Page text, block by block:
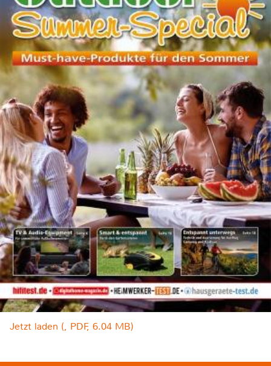
Jetzt laden (, PDF, 6.04 MB)